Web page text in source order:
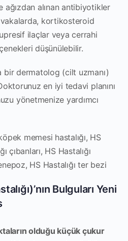
alınan antibiyotikler
kortikosteroid
ilaçlar veya cerrahi
düşünülebilir.
dermatolog (cilt uzmanı)
en iyi tedavi planını
yönetmenize yardımcı
memesi hastalığı, HS
çıbanları, HS Hastalığı
HS Hastalığı ter bezi
Bulguları Yeni
olduğu küçük çukur